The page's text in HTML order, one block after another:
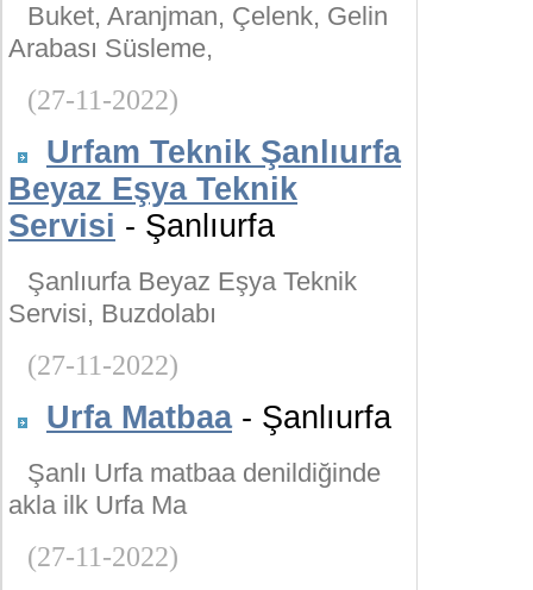
Buket, Aranjman, Çelenk, Gelin
Arabası Süsleme,
(27-11-2022)
Urfam Teknik Şanlıurfa
Beyaz Eşya Teknik
Servisi - Şanlıurfa
Şanlıurfa Beyaz Eşya Teknik
Servisi, Buzdolabı
(27-11-2022)
Urfa Matbaa- Şanlıurfa
Şanlı Urfa matbaa denildiğinde
akla ilk Urfa Ma
(27-11-2022)